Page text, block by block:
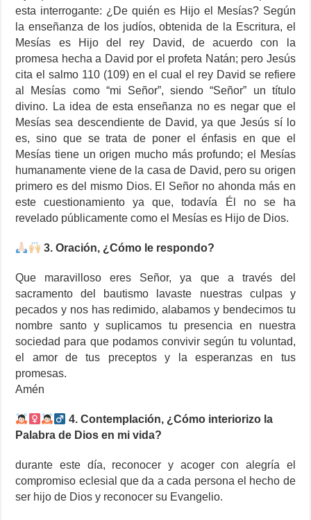
esta interrogante: ¿De quién es Hijo el Mesías? Según
la enseñanza de los judíos, obtenida de la Escritura, el
Mesías es Hijo del rey David, de acuerdo con la
promesa hecha a David por el profeta Natán; pero Jesús
cita el salmo 110 (109) en el cual el rey David se refiere
al Mesías como “mi Señor”, siendo “Señor” un título
divino. La idea de esta enseñanza no es negar que el
Mesías sea descendiente de David, ya que Jesús sí lo
es, sino que se trata de poner el énfasis en que el
Mesías tiene un origen mucho más profundo; el Mesías
humanamente viene de la casa de David, pero su origen
primero es del mismo Dios. El Señor no ahonda más en
este cuestionamiento ya que, todavía Él no se ha
revelado públicamente como el Mesías es Hijo de Dios.
3. Oración, ¿Cómo le respondo?
Que maravilloso eres Señor, ya que a través del
sacramento del bautismo lavaste nuestras culpas y
pecados y nos has redimido, alabamos y bendecimos tu
nombre santo y suplicamos tu presencia en nuestra
sociedad para que podamos convivir según tu voluntad,
el amor de tus preceptos y la esperanzas en tus
promesas.
Amén
4. Contemplación, ¿Cómo interiorizo la
Palabra de Dios en mi vida?
durante este día, reconocer y acoger con alegría el
compromiso eclesial que da a cada persona el hecho de
ser hijo de Dios y reconocer su Evangelio.